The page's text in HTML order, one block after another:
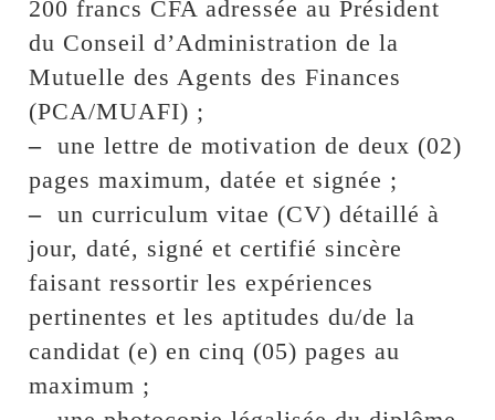
200 francs CFA adressée au Président
du Conseil d’Administration de la
Mutuelle des Agents des Finances
(PCA/MUAFI) ;
– une lettre de motivation de deux (02)
pages maximum, datée et signée ;
– un curriculum vitae (CV) détaillé à
jour, daté, signé et certifié sincère
faisant ressortir les expériences
pertinentes et les aptitudes du/de la
candidat (e) en cinq (05) pages au
maximum ;